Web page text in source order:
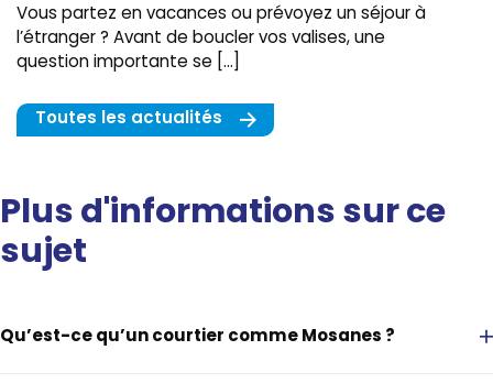
Vous partez en vacances ou prévoyez un séjour à
l’étranger ? Avant de boucler vos valises, une
question importante se […]
Toutes les actualités
Plus d'informations sur ce
sujet
Qu’est-ce qu’un courtier comme Mosanes ?